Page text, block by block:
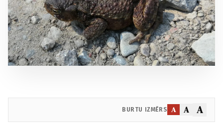
BURTU IZMĒRS A A A